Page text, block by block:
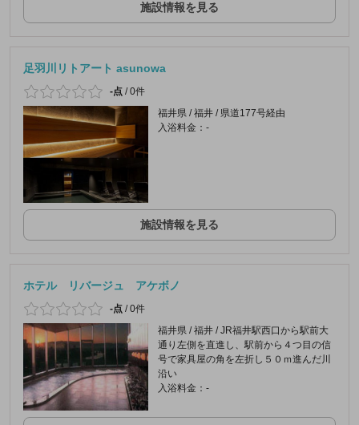
施設情報を見る
足羽川リトアート asunowa
-点 /0件
福井県 / 福井 / 県道177号経由
入浴料金：-
施設情報を見る
ホテル リバージュ アケボノ
-点 /0件
福井県 / 福井 / JR福井駅西口から駅前大
通り左側を直進し、駅前から４つ目の信
号で家具屋の角を左折し５０ｍ進んだ川
沿い
入浴料金：-